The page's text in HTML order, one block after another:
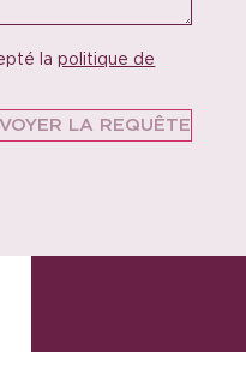
lapolitique de